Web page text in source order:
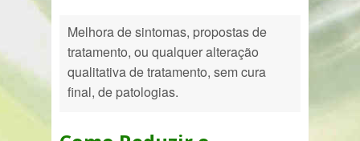
Melhora de sintomas, propostas de
tratamento, ou qualquer alteração
qualitativa de tratamento, sem cura
final, de patologias.